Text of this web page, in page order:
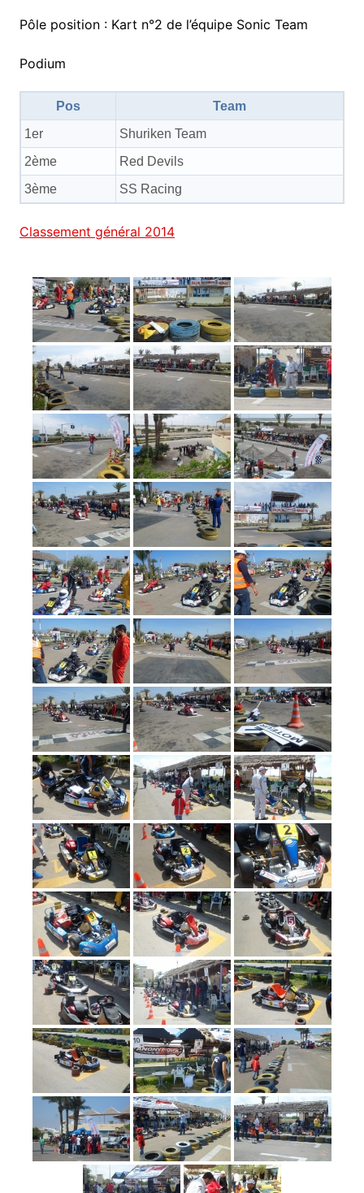
Pôle position : Kart n°2 de l’équipe Sonic Team
Podium
Pos
Team
1er
Shuriken Team
2ème
Red Devils
3ème
SS Racing
Classement général 2014